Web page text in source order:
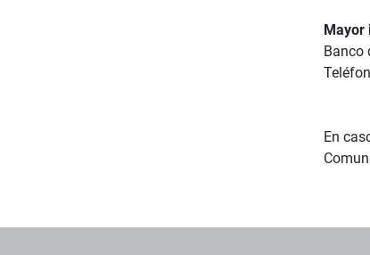
Mayor
Banco
En